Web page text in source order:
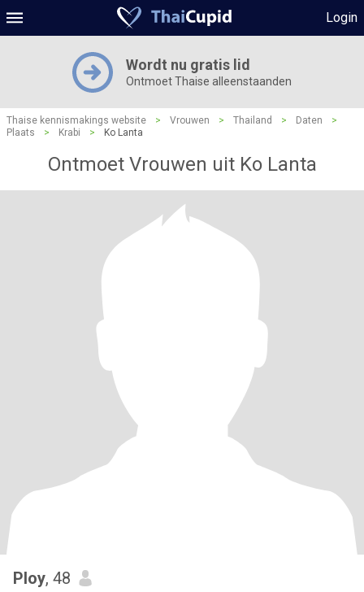
Login
Wordt nu gratis lid
Ontmoet Thaise alleenstaanden
Thaise kennismakings website > Vrouwen > Thailand > Daten
>
Plaats
> Krabi > Ko Lanta
Ontmoet Vrouwen uit Ko Lanta
Ploy, 48